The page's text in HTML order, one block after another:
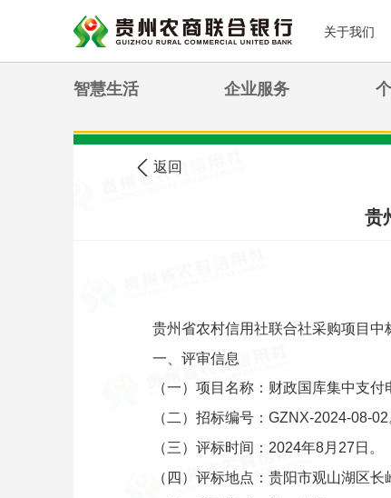
关于我们
智慧生活 企业服务
您现在的位置: 农信公告
返回
贵
贵州省农村信用社联合社采购项目中
一、评审信息
（一）项目名称：财政国库集中支付
（二）招标编号：GZNX-2024-08-02
（三）评标时间：2024年8月27日。
（四）评标地点：贵阳市观山湖区长